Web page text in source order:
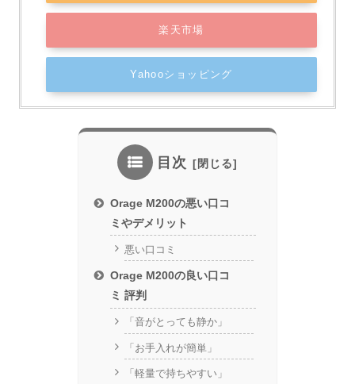
楽天市場
Yahooショッピング
目次
Orage M200の悪い口コ
ミやデメリット
悪い口コミ
Orage M200の良い口コ
ミ 評判
「音がとっても静か」
「お手入れが簡単」
「軽量で持ちやすい」